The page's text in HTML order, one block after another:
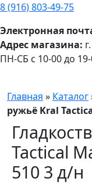
8 (916) 803-49-75
ПН-СБ с 10-00 до
Электронная
Адрес магазина:
Главная » Каталог
ружьё Kral
Tactical
510 3 д/н